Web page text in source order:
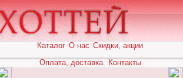
Каталог О нас Скидки, акции
Оплата, доставка
Контакты